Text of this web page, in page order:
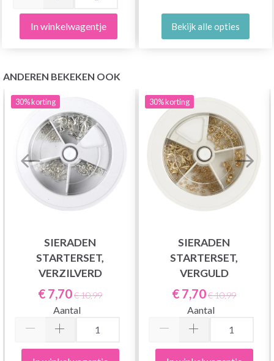
In winkelwagentje Bekijk alle opties
ANDEREN BEKEKEN OOK
30%korting
SIERADEN
STARTERSET,
VERZILVERD
€ 7,70€ 10,99
Aantal
30%korting
SIERADEN
STARTERSET,
VERGULD
€ 7,70€ 10,99
Aantal